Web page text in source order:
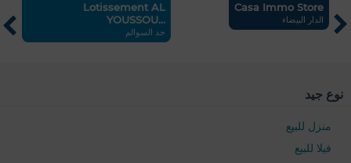
Casa Immo Store
الدار البيضاء
Lotissement AL
YOUSSOU...
حد السوالم
نوع جيد
منزل للبيع
فيلا للبيع